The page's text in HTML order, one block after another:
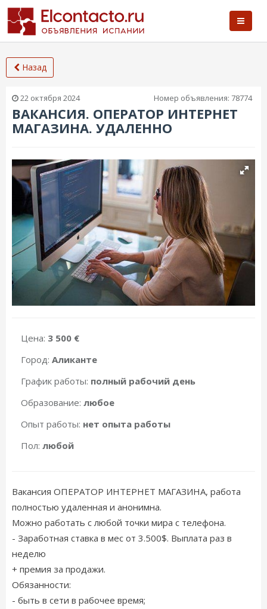
Назад
22 октября 2024 Номер объявления: 78774
ВАКАНСИЯ. ОПЕРАТОР ИНТЕРНЕТ
МАГАЗИНА. УДАЛЕННО
Цена: 3 500 €
Город: Аликанте
График работы: полный рабочий день
Образование: любое
Опыт работы: нет опыта работы
Пол: любой
Вакансия ОПЕРАТОР ИНТЕРНЕТ МАГАЗИНА, работа
полностью удаленная и анонимна.
Можно работать с любой точки мира с телефона.
- Заработная ставка в мес от 3.500$. Выплата раз в
неделю
+ премия за продажи.
Обязанности:
- быть в сети в рабочее время;